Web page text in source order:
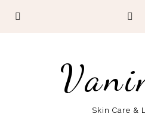
Skin Care &